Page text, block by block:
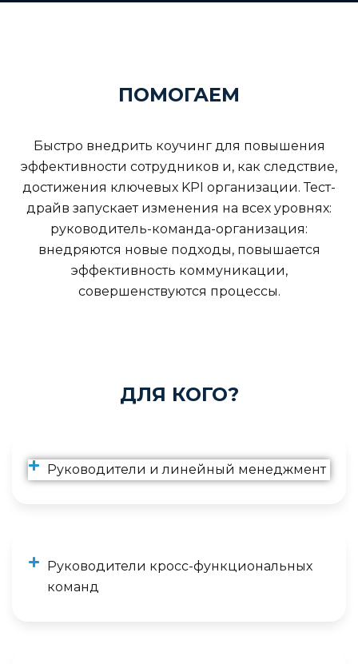
ПОМОГАЕМ
Быстро внедрить коучинг для повышения
эффективности сотрудников и, как следствие,
достижения ключевых KPI организации. Тест-
драйв запускает изменения на всех уровнях:
руководитель-команда-организация:
внедряются новые подходы, повышается
эффективность коммуникации,
совершенствуются процессы.
ДЛЯ КОГО?
Руководители и линейный менеджмент
Руководители кросс-функциональных
команд